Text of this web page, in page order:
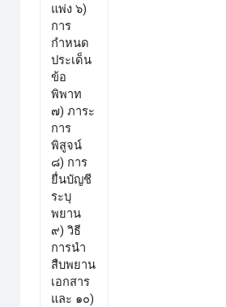
แพ่ง ๖)
การ
กำหนด
ประเด็น
ข้อ
พิพาท
๗) ภาระ
การ
พิสูจน์
๘) การ
ยื่นบัญชี
ระบุ
พยาน
๙) วิธี
การนำ
สืบพยาน
เอกสาร
และ ๑๐)